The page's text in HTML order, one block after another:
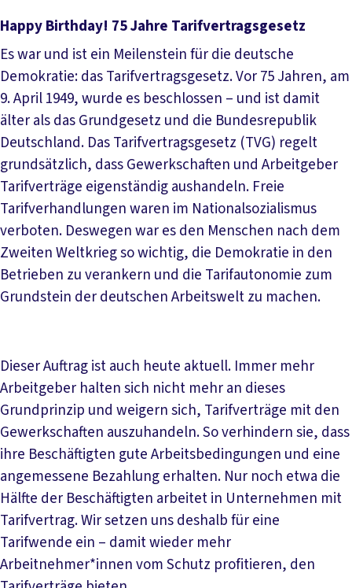
Happy Birthday! 75 Jahre Tarifvertragsgesetz
Es war und ist ein Meilenstein für die deutsche
Demokratie: das Tarifvertragsgesetz. Vor 75 Jahren, am
9. April 1949, wurde es beschlossen – und ist damit
älter als das Grundgesetz und die Bundesrepublik
Deutschland. Das Tarifvertragsgesetz (TVG) regelt
grundsätzlich, dass Gewerkschaften und Arbeitgeber
Tarifverträge eigenständig aushandeln. Freie
Tarifverhandlungen waren im Nationalsozialismus
verboten. Deswegen war es den Menschen nach dem
Zweiten Weltkrieg so wichtig, die Demokratie in den
Betrieben zu verankern und die Tarifautonomie zum
Grundstein der deutschen Arbeitswelt zu machen.
Dieser Auftrag ist auch heute aktuell. Immer mehr
Arbeitgeber halten sich nicht mehr an dieses
Grundprinzip und weigern sich, Tarifverträge mit den
Gewerkschaften auszuhandeln. So verhindern sie, dass
ihre Beschäftigten gute Arbeitsbedingungen und eine
angemessene Bezahlung erhalten. Nur noch etwa die
Hälfte der Beschäftigten arbeitet in Unternehmen mit
Tarifvertrag. Wir setzen uns deshalb für eine
Tarifwende ein – damit wieder mehr
Arbeitnehmer*innen vom Schutz profitieren, den